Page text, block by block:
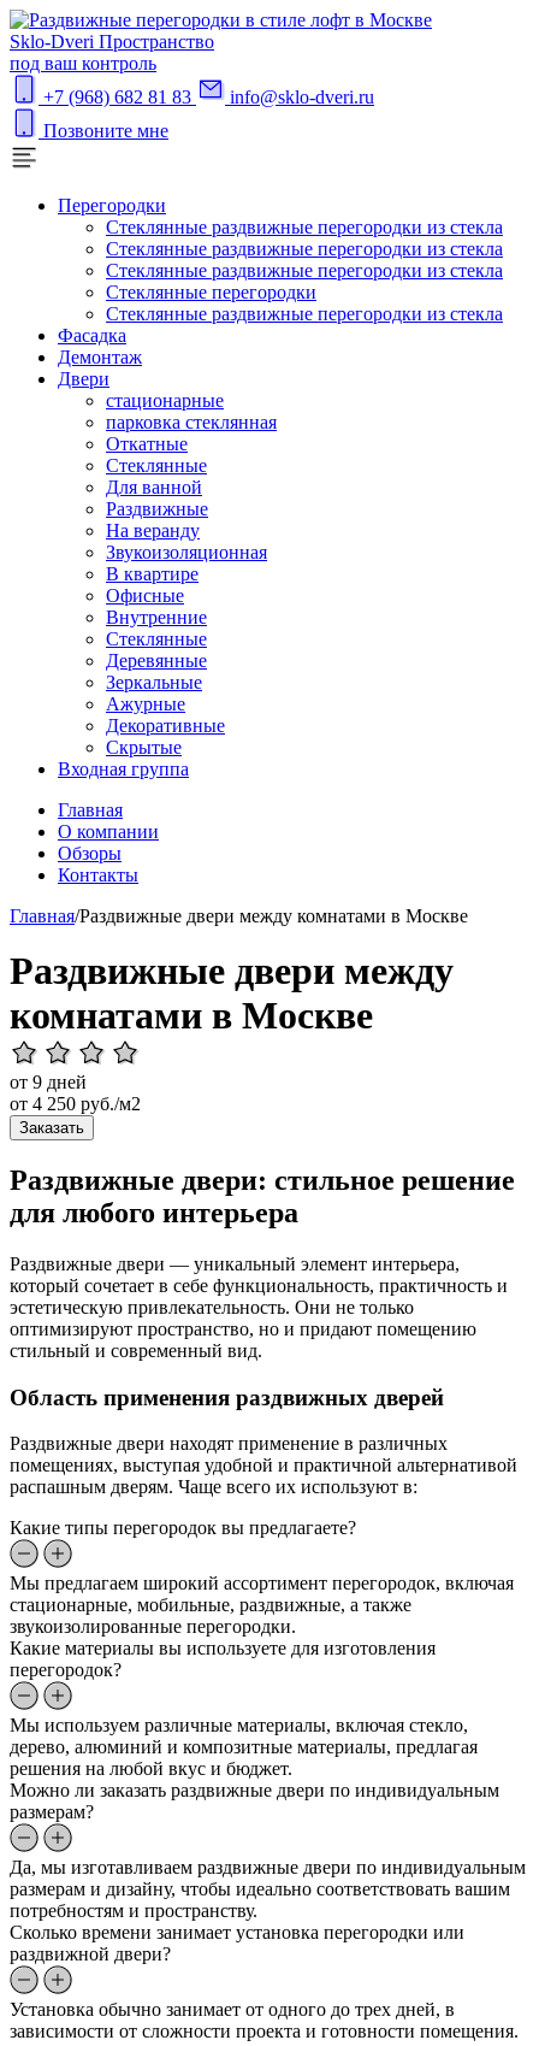
Sklo-Dveri Пространство
под ваш контроль
+7 (968) 682 81 83
info@sklo-dveri.ru
Позвоните мне
Перегородки
Стеклянные раздвижные перегородки из стекла
Стеклянные раздвижные перегородки из стекла
Стеклянные раздвижные перегородки из стекла
Стеклянные перегородки
Стеклянные раздвижные перегородки из стекла
Фасадка
Демонтаж
Двери
стационарные
парковка стеклянная
Откатные
Стеклянные
Для ванной
Раздвижные
На веранду
Звукоизоляционная
В квартире
Офисные
Внутренние
Стеклянные
Деревянные
Зеркальные
Ажурные
Декоративные
Скрытые
Входная группа
Главная
О компании
Обзоры
Контакты
Главная/Раздвижные двери между комнатами в Москве
Раздвижные двери между
комнатами в Москве
от 9 дней
от 4 250 руб./м2
Заказать
Раздвижные двери: стильное решение
для любого интерьера
Раздвижные двери — уникальный элемент интерьера,
который сочетает в себе функциональность, практичность и
эстетическую привлекательность. Они не только
оптимизируют пространство, но и придают помещению
стильный и современный вид.
Область применения раздвижных дверей
Раздвижные двери находят применение в различных
помещениях, выступая удобной и практичной альтернативой
распашным дверям. Чаще всего их используют в:
Какие типы перегородок вы предлагаете?
Мы предлагаем широкий ассортимент перегородок, включая
стационарные, мобильные, раздвижные, а также
звукоизолированные перегородки.
Какие материалы вы используете для изготовления
перегородок?
Мы используем различные материалы, включая стекло,
дерево, алюминий и композитные материалы, предлагая
решения на любой вкус и бюджет.
Можно ли заказать раздвижные двери по индивидуальным
размерам?
Да, мы изготавливаем раздвижные двери по индивидуальным
размерам и дизайну, чтобы идеально соответствовать вашим
потребностям и пространству.
Сколько времени занимает установка перегородки или
раздвижной двери?
Установка обычно занимает от одного до трех дней, в
зависимости от сложности проекта и готовности помещения.